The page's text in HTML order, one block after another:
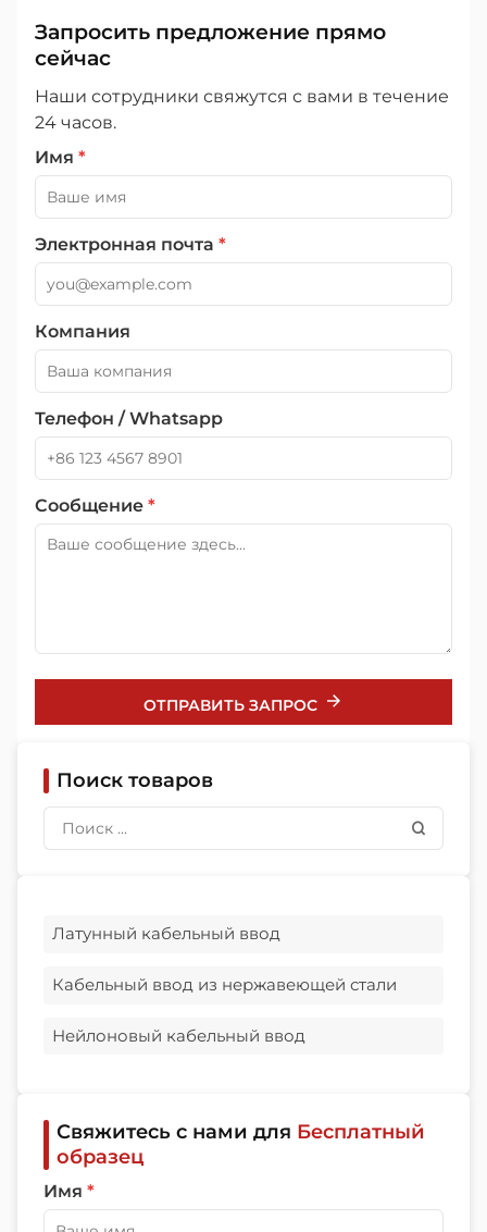
Запросить предложение прямо
сейчас
Наши сотрудники свяжутся с вами в течение
24 часов.
Имя *
Электронная почта *
Компания
Телефон / Whatsapp
Сообщение *
ОТПРАВИТЬ ЗАПРОС
Поиск товаров
Латунный кабельный ввод
Кабельный ввод из нержавеющей стали
Нейлоновый кабельный ввод
Свяжитесь с нами для Бесплатный
образец
Имя *